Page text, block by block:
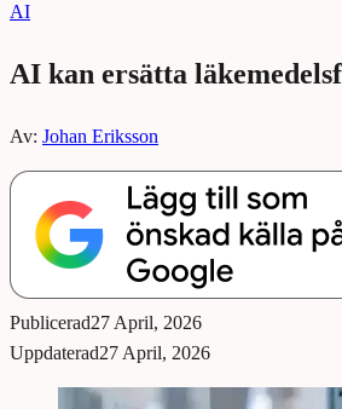
AI
AI kan ersätta
Av: Johan Eriksson
Publicerad27 April, 2026
Uppdaterad27 April, 2026